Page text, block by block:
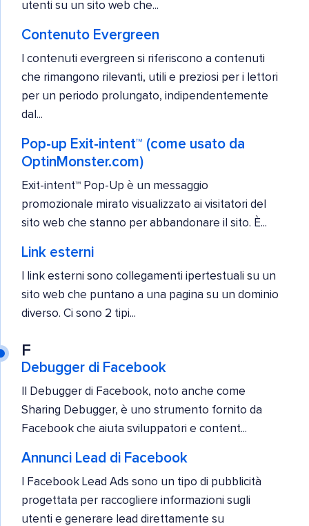
utenti su un sito web che...
Contenuto Evergreen
I contenuti evergreen si riferiscono a contenuti
che rimangono rilevanti, utili e preziosi per i lettori
per un periodo prolungato, indipendentemente
dal...
Pop-up Exit-intent™ (come usato da
OptinMonster.com)
Exit-intent™ Pop-Up è un messaggio
promozionale mirato visualizzato ai visitatori del
sito web che stanno per abbandonare il sito. È...
Link esterni
I link esterni sono collegamenti ipertestuali su un
sito web che puntano a una pagina su un dominio
diverso. Ci sono 2 tipi...
F
Debugger di Facebook
Il Debugger di Facebook, noto anche come
Sharing Debugger, è uno strumento fornito da
Facebook che aiuta sviluppatori e content...
Annunci Lead di Facebook
I Facebook Lead Ads sono un tipo di pubblicità
progettata per raccogliere informazioni sugli
utenti e generare lead direttamente su